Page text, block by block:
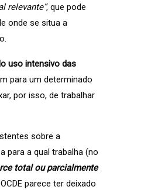
relevante”, que pode
onde se situa a
uso intensivo das
para um determinado
por isso, de trabalhar
sobre a
para a qual trabalha (no
total ou parcialmente
parece ter deixado